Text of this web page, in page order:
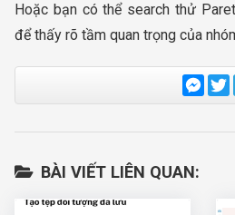
Hoặc bạn có thể search thử
để thấy rõ tầm quan trọng của
BÀI VIẾT LIÊN QUAN: